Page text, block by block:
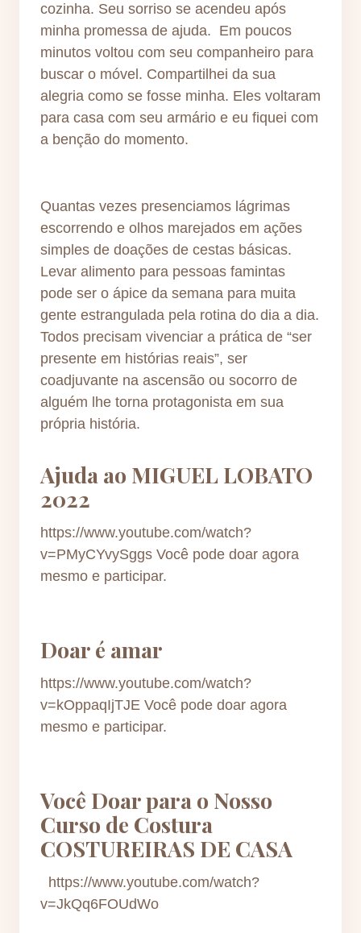
cozinha. Seu sorriso se acendeu após
minha promessa de ajuda. Em poucos
minutos voltou com seu companheiro para
buscar o móvel. Compartilhei da sua
alegria como se fosse minha. Eles voltaram
para casa com seu armário e eu fiquei com
a benção do momento.
Quantas vezes presenciamos lágrimas
escorrendo e olhos marejados em ações
simples de doações de cestas básicas.
Levar alimento para pessoas famintas
pode ser o ápice da semana para muita
gente estrangulada pela rotina do dia a dia.
Todos precisam vivenciar a prática de “ser
presente em histórias reais”, ser
coadjuvante na ascensão ou socorro de
alguém lhe torna protagonista em sua
própria história.
Ajuda ao MIGUEL LOBATO
2022
https://www.youtube.com/watch?
v=PMyCYvySggs Você pode doar agora
mesmo e participar.
Doar é amar
https://www.youtube.com/watch?
v=kOppaqIjTJE Você pode doar agora
mesmo e participar.
Você Doar para o Nosso
Curso de Costura
COSTUREIRAS DE CASA
https://www.youtube.com/watch?
v=JkQq6FOUdWo